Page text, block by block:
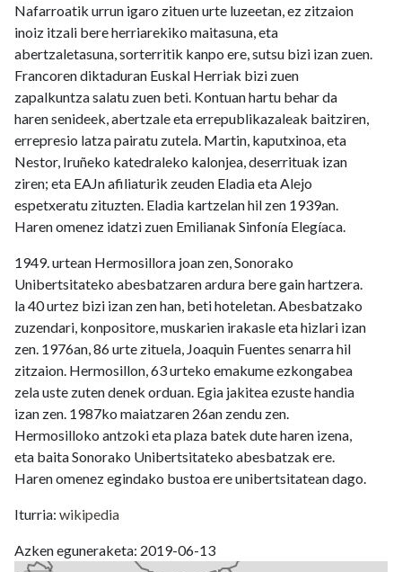
Nafarroatik urrun igaro zituen urte luzeetan, ez zitzaion
inoiz itzali bere herriarekiko maitasuna, eta
abertzaletasuna, sorterritik kanpo ere, sutsu bizi izan zuen.
Francoren diktaduran Euskal Herriak bizi zuen
zapalkuntza salatu zuen beti. Kontuan hartu behar da
haren senideek, abertzale eta errepublikazaleak baitziren,
errepresio latza pairatu zutela. Martin, kaputxinoa, eta
Nestor, Iruñeko katedraleko kalonjea, deserrituak izan
ziren; eta EAJn afiliaturik zeuden Eladia eta Alejo
espetxeratu zituzten. Eladia kartzelan hil zen 1939an.
Haren omenez idatzi zuen Emilianak Sinfonía Elegíaca.
1949. urtean Hermosillora joan zen, Sonorako
Unibertsitateko abesbatzaren ardura bere gain hartzera.
la 40 urtez bizi izan zen han, beti hoteletan. Abesbatzako
zuzendari, konpositore, muskarien irakasle eta hizlari izan
zen. 1976an, 86 urte zituela, Joaquin Fuentes senarra hil
zitzaion. Hermosillon, 63 urteko emakume ezkongabea
zela uste zuten denek orduan. Egia jakitea ezuste handia
izan zen. 1987ko maiatzaren 26an zendu zen.
Hermosilloko antzoki eta plaza batek dute haren izena,
eta baita Sonorako Unibertsitateko abesbatzak ere.
Haren omenez egindako bustoa ere unibertsitatean dago.
Iturria: wikipedia
Azken eguneraketa: 2019-06-13